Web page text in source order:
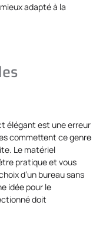
adapté à la
élégant est une erreur
commettent ce genre
Le matériel
pratique et vous
d’un bureau sans
idée pour le
doit